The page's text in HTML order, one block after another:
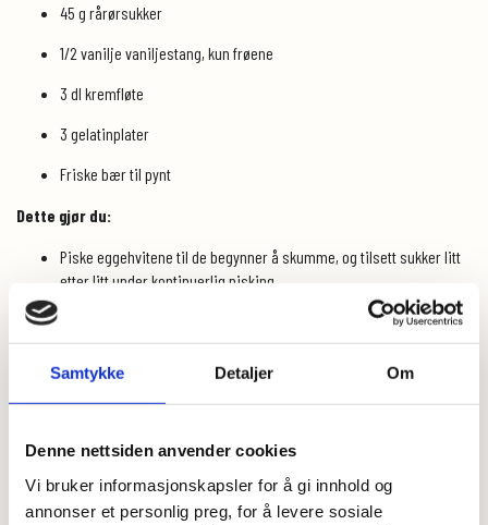
Samtykke Detaljer Om
Denne nettsiden anvender cookies
Vi bruker informasjonskapsler for å gi innhold og
annonser et personlig preg, for å levere sosiale
45 g rårørsukker
1/2 vanilje vaniljestang, kun frøene
3 dl kremfløte
3 gelatinplater
Friske bær til pynt
Dette gjør du:
Piske eggehvitene til de begynner å skumme, og tilsett sukker litt
etter litt under kontinuerlig pisking.
Når alt sukker er tilsatt øker du hastigheten og pisker til du har
tykk, hvit marengs.
Vend så inn Knekkebrød miksen og hell massen i form kledd med
bakepapir. Jeg brukte 22 cm springform.
Stek bunnen på 180 grader i ca 35 min til bunnen har fått en gyllen
Avkjøl og løft så bunnen på det fatet den skal serveres på. Ta av